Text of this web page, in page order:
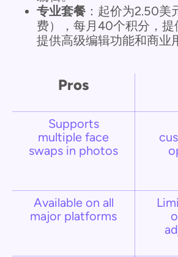
专业套餐 ：起价为2.50
费），每月40个积分，提
提供高级编辑功能和商业
Pros
Supports
multiple face
swaps in photos
Available on all
major platforms